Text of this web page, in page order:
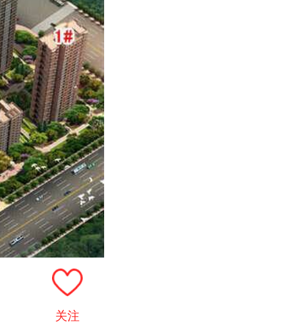
关注